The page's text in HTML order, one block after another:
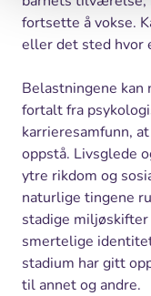
fortsette å vokse.
eller det sted hvor
Belastningene
fortalt fra
karrieresamfunn,
oppstå. Livsglede
ytre rikdom og
naturlige tingene
stadige miljøskifter
smertelige
stadium har gitt
til annet og andre.